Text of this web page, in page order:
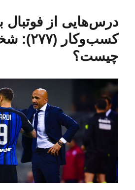
درس‌هایی از فوتبال
چیست؟